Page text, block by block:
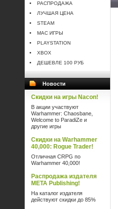
РАСПРОДАЖА
ЛУЧШАЯ ЦЕНА
STEAM
MAC ИГРЫ
PLAYSTATION
XBOX
ДЕШЕВЛЕ 100 РУБ
Новости
Скидки на игры Nacon!
В акции участвуют
Warhammer: Chaosbane,
Welcome to ParadiZe и
другие игры
Скидки на Warhammer
40,000: Rogue Trader!
Отличная CRPG по
Warhammer 40,000!
Распродажа издателя
META Publishing!
На каталог издателя
действуют скидки до 85%